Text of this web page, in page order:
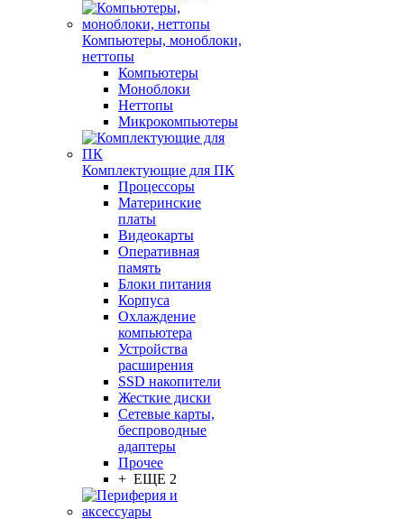
Компьютеры, моноблоки,
неттопы
Компьютеры
Моноблоки
Неттопы
Микрокомпьютеры
Комплектующие для ПК
Процессоры
Материнские
платы
Видеокарты
Оперативная
память
Блоки питания
Корпуса
Охлаждение
компьютера
Устройства
расширения
SSD накопители
Жесткие диски
Сетевые карты,
беспроводные
адаптеры
Прочее
+ ЕЩЕ 2